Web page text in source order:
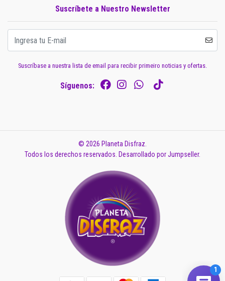
Suscríbete a Nuestro Newsletter
Suscríbase a nuestra lista de email para recibir primeiro noticias y ofertas.
Síguenos:
© 2026 Planeta Disfraz.
Todos los derechos reservados. Desarrollado por Jumpseller.